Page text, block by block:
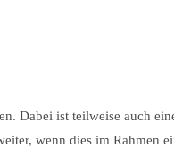
Dabei ist teilweise auch
wenn dies im Rahmen